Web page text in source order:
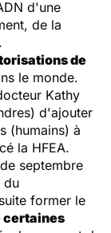
d'une
de la
de
le monde.
Kathy
d'ajouter
(humains) à
la HFEA.
septembre
du
former le
certaines